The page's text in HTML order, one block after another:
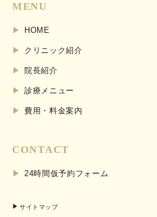
MENU
HOME
クリニック紹介
院長紹介
診療メニュー
費用・料金案内
CONTACT
24時間仮予約フォーム
サイトマップ